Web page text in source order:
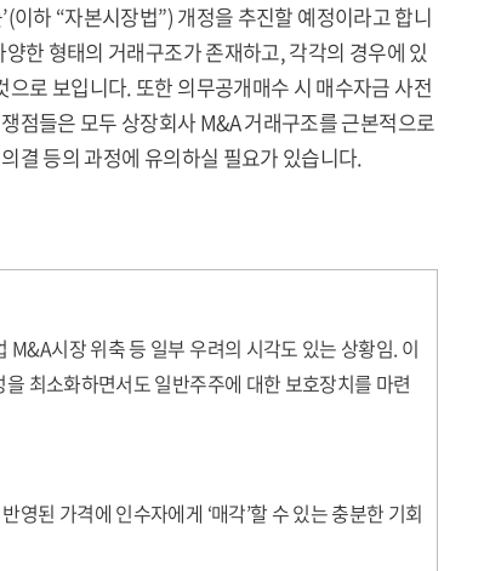
이하 “자본시장법”) 개정을 추진할 예정이라고 합니
한 형태의 거래구조가 존재하고, 각각의 경우에 있
로 보입니다. 또한 의무공개매수 시 매수자금 사전
점들은 모두 상장회사 M&A 거래구조를 근본적으로
결 등의 과정에 유의하실 필요가 있습니다.
시장 위축 등 일부 우려의 시각도 있는 상황임. 이
최소화하면서도 일반주주에 대한 보호장치를 마련
영된 가격에 인수자에게 ‘매각’할 수 있는 충분한 기회